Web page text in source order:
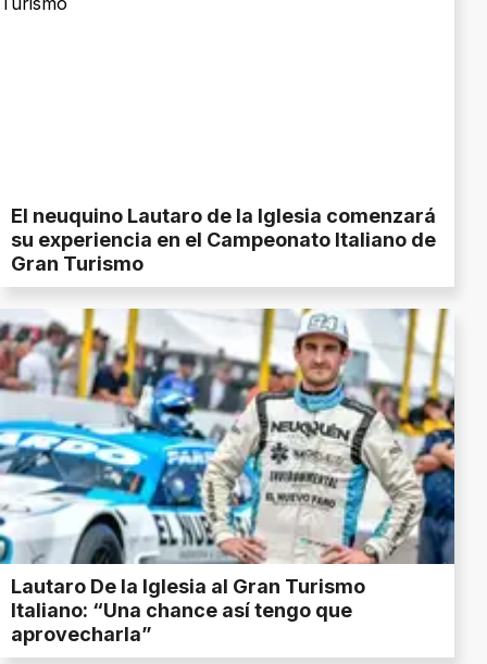
El neuquino Lautaro de la Iglesia comenzará
su experiencia en el Campeonato Italiano de
Gran Turismo
Lautaro De la Iglesia al Gran Turismo
Italiano: “Una chance así tengo que
aprovecharla”